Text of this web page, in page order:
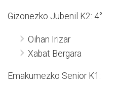
Gizonezko Jubenil K2: 4°
Oihan Irizar
Xabat Bergara
Emakumezko Senior K1: